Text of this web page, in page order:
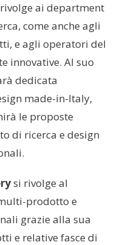
ai department
come anche agli
e agli operatori del
innovative. Al suo
dedicata
made-in-Italy,
le proposte
di ricerca e design
si rivolge al
prodotto e
grazie alla sua
e relative fasce di